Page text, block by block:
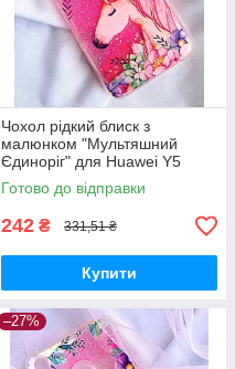
Чохол рідкий блиск з
малюнком "Мультяшний
Єдиноріг" для Huawei Y5
2018 (51092LEU)
Готово до відправки
242 ₴ 331,51 ₴
Купити
–27%